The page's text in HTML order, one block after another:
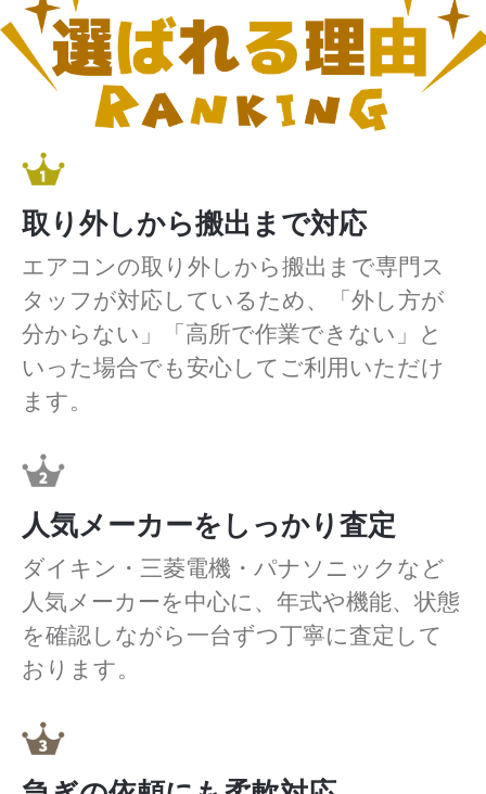
取り外しから搬出まで対応
エアコンの取り外しから搬出まで専門ス
タッフが対応しているため、「外し方が
分からない」「高所で作業できない」と
いった場合でも安心してご利用いただけ
ます。
人気メーカーをしっかり査定
ダイキン・三菱電機・パナソニックなど
人気メーカーを中心に、年式や機能、状態
を確認しながら一台ずつ丁寧に査定して
おります。